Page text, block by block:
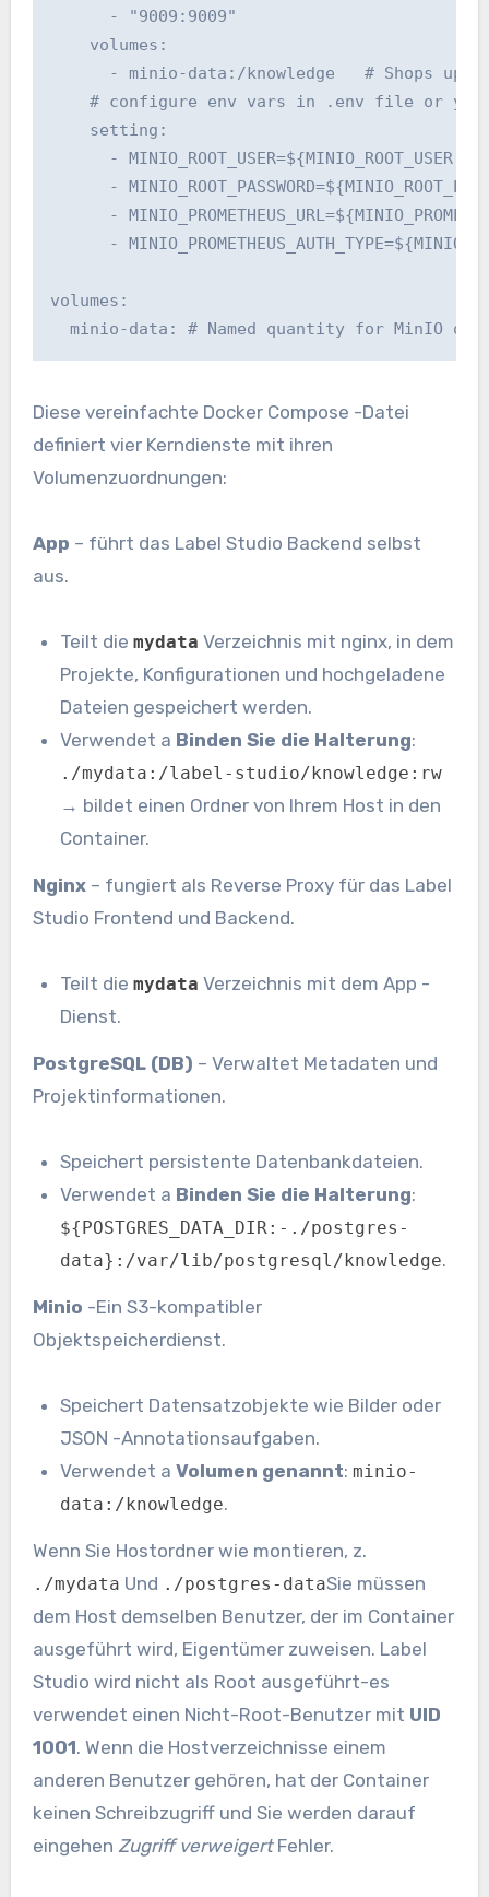
      - "9009:9009"
    volumes:
- minio-data:/knowledge   # Shops
# configure env vars in .env file or
    setting:
- MINIO_ROOT_USER=${MINIO_ROOT_USER:-
-
-
-
volumes:
minio-data: # Named quantity for MinIO
Diese vereinfachte Docker Compose -Datei
definiert vier Kerndienste mit ihren
Volumenzuordnungen:
App – führt das Label Studio Backend selbst
aus.
Teilt diemydata Verzeichnis mit nginx, in dem
Projekte, Konfigurationen und hochgeladene
Dateien gespeichert werden.
Verwendet a Binden Sie die Halterung:
./mydata:/label-studio/knowledge:rw
→ bildet einen Ordner von Ihrem Host in den
Container.
Nginx– fungiert als Reverse Proxy für das Label
Studio Frontend und Backend.
Teilt diemydata Verzeichnis mit dem App -
Dienst.
PostgreSQL (DB) – Verwaltet Metadaten und
Projektinformationen.
Speichert persistente Datenbankdateien.
Verwendet a Binden Sie die Halterung:
${POSTGRES_DATA_DIR:-./postgres-
data}:/var/lib/postgresql/knowledge.
Minio -Ein S3-kompatibler
Objektspeicherdienst.
Speichert Datensatzobjekte wie Bilder oder
JSON -Annotationsaufgaben.
Verwendet aVolumen genannt:minio-
data:/knowledge.
Wenn Sie Hostordner wie montieren, z.
./mydata Und ./postgres-dataSie müssen
dem Host demselben Benutzer, der im Container
ausgeführt wird, Eigentümer zuweisen. Label
Studio wird nicht als Root ausgeführt-es
verwendet einen Nicht-Root-Benutzer mit UID
1001. Wenn die Hostverzeichnisse einem
anderen Benutzer gehören, hat der Container
keinen Schreibzugriff und Sie werden darauf
eingehen Zugriff verweigertFehler.